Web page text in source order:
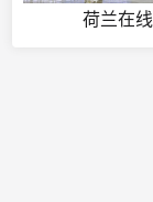
荷兰在线